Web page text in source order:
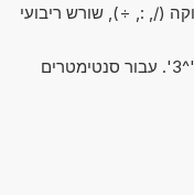
(/, :, ÷), שורש ריבועי
בקיצורים של 'ריבוע' ו'קובי', ניתן להשמיט את התו '^' עבור '^2' ו-'^3'. עבור סנטימטרים